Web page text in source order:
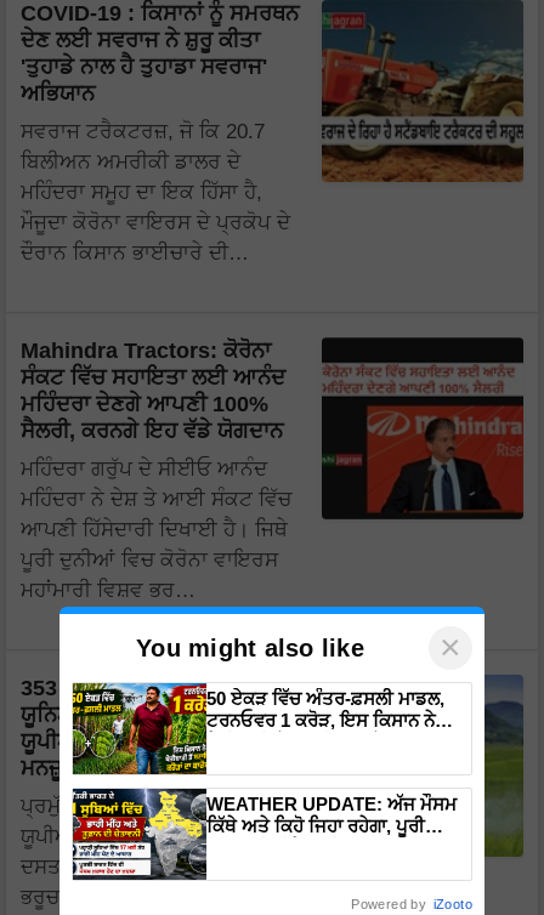
COVID-19 : ਕਿਸਾਨਾਂ ਨੂੰ ਸਮਰਥਨ
ਦੇਣ ਲਈ ਸਵਰਾਜ ਨੇ ਸ਼ੁਰੂ ਕੀਤਾ
'ਤੁਹਾਡੇ ਨਾਲ ਹੈ ਤੁਹਾਡਾ ਸਵਰਾਜ'
ਅਭਿਯਾਨ
ਸਵਰਾਜ ਟਰੈਕਟਰਜ਼, ਜੋ ਕਿ 20.7
ਬਿਲੀਅਨ ਅਮਰੀਕੀ ਡਾਲਰ ਦੇ
ਮਹਿੰਦਰਾ ਸਮੂਹ ਦਾ ਇਕ ਹਿੱਸਾ ਹੈ,
ਮੌਜੂਦਾ ਕੋਰੋਨਾ ਵਾਇਰਸ ਦੇ ਪ੍ਰਕੋਪ ਦੇ
ਦੌਰਾਨ ਕਿਸਾਨ ਭਾਈਚਾਰੇ ਦੀ…
Mahindra Tractors: ਕੋਰੋਨਾ
ਸੰਕਟ ਵਿੱਚ ਸਹਾਇਤਾ ਲਈ ਆਨੰਦ
ਮਹਿੰਦਰਾ ਦੇਣਗੇ ਆਪਣੀ 100%
ਸੈਲਰੀ, ਕਰਨਗੇ ਇਹ ਵੱਡੇ ਯੋਗਦਾਨ
ਮਹਿੰਦਰਾ ਗਰੁੱਪ ਦੇ ਸੀਈਓ ਆਨੰਦ
ਮਹਿੰਦਰਾ ਨੇ ਦੇਸ਼ ਤੇ ਆਈ ਸੰਕਟ ਵਿੱਚ
ਆਪਣੀ ਹਿੱਸੇਦਾਰੀ ਦਿਖਾਈ ਹੈ। ਜਿਥੇ
ਪੂਰੀ ਦੁਨੀਆਂ ਵਿਚ ਕੋਰੋਨਾ ਵਾਇਰਸ
ਮਹਾਂਮਾਰੀ ਵਿਸ਼ਵ ਭਰ…
353 ਕਰੋੜ ਰੁਪਏ ਦੇ ਕੀਟਨਾਸ਼ਕ
ਯੂਨਿਟ ਵਿਸਥਾਰ ਪ੍ਰੋਜੈਕਟ ਦੇ ਲਈ
ਯੂਪੀਐਲ ਨੂੰ ਮੀਲੀ ਵਾਤਾਵਰਣ ਦੀ
ਮਨਜ਼ੂਰੀ
ਪ੍ਰਮੁੱਖ ਐਗਰੋਕੈਮੀਕਲ ਕੰਪਨੀ,
ਯੂਪੀਐਲ (UPL) ਨੂੰ ਅਧਿਕਾਰਤ
ਦਸਤਾਵੇਜ਼ਾਂ ਦੇ ਅਨੁਸਾਰ , ਗੁਜਰਾਤ ਦੇ
ਭਰੂਚ ਜ਼ਿਲ੍ਹੇ (Gujarat Bharuch
You might also like ×
50 ਏਕੜ ਵਿੱਚ ਅੰਤਰ-ਫ਼ਸਲੀ ਮਾਡਲ,
ਟਰਨਓਵਰ 1 ਕਰੋੜ, ਇਸ ਕਿਸਾਨ ਨੇ
WEATHER UPDATE: ਅੱਜ ਮੌਸਮ
ਕਿੱਥੇ ਅਤੇ ਕਿਹੋ ਜਿਹਾ ਰਹੇਗਾ, ਪੂਰੀ
Powered by iZooto